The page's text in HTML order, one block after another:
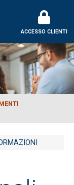
ACCESSO CLIENTI